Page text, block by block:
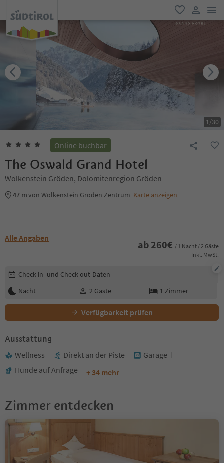
favorit
user link
1/30
Online buchbar
The Oswald Grand Hotel
Wolkenstein Gröden, Dolomitenregion Gröden
47 mvon Wolkenstein Gröden Zentrum Karte anzeigen
Alle Angaben
ab 260€ / 1 Nacht / 2 Gäste
Inkl. MwSt.
Buchungsdetails bearbeiten
Check-in- und Check-out-Daten
Nacht
2 Gäste 1 Zimmer
Verfügbarkeit prüfen
Ausstattung
Wellness Direkt an der Piste
Garage
Hunde auf Anfrage
+ 34 mehr
Zimmer entdecken